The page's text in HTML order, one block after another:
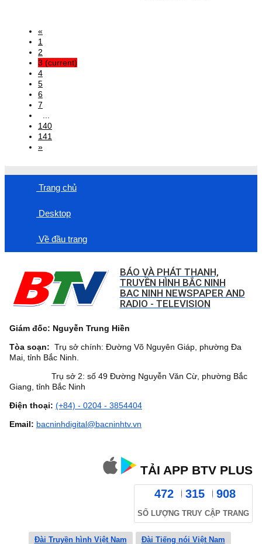
«
1
2
3 (current)
4
5
6
7
140
141
»
Trang chủ
Desktop
Về đầu trang
BÁO VÀ PHÁT THANH,
TRUYỀN HÌNH BẮC NINH
BAC NINH NEWSPAPER AND
RADIO - TELEVISION
Giám đốc: Nguyễn Trung Hiền
Tòa soạn: Trụ sở chính: Đường Võ Nguyên Giáp, phường Đa
Mai, tỉnh Bắc Ninh.
Trụ sở 2: số 49 Đường Nguyễn Văn Cừ, phường Bắc
Giang, tỉnh Bắc Ninh
Điện thoại: (+84) - 0204 - 3854404
Email: bacninhdigital@bacninhtv.vn
TẢI APP BTV PLUS
472 315 908
SỐ LƯỢNG TRUY CẬP TRANG
Đài Truyền hình Việt Nam Đài Tiếng nói Việt Nam